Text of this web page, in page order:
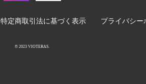
特定商取引法に基づく表示 プライバシー
© 2023 VIOTERAS.